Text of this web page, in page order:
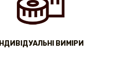
IНДИВІДУАЛЬНІ ВИМІРИ